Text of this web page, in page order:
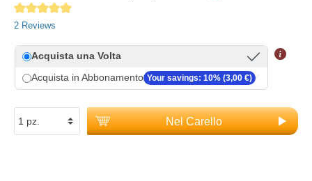
Average rating of 5 out of 5 stars
2 Reviews
Acquista una Volta
Acquista in Abbonamento Your savings: 10% (3,00 €)
Nel Carello